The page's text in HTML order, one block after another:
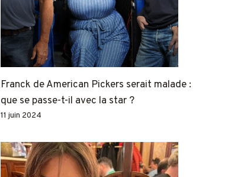
Franck de American Pickers serait malade :
que se passe-t-il avec la star ?
11 juin 2024